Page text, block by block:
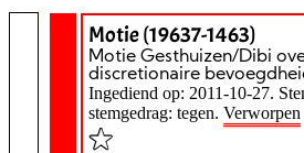
Motie (19637-1463)
Motie Gesthuizen/Dibi
discretionaire
Ingediend op: 2011-10-27.
stemgedrag: tegen. Verworpen